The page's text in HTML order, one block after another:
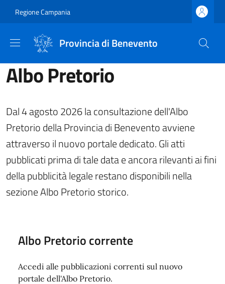
Regione Campania
Provincia di Benevento
Albo Pretorio
Dal 4 agosto 2026 la consultazione dell'Albo
Pretorio della Provincia di Benevento avviene
attraverso il nuovo portale dedicato. Gli atti
pubblicati prima di tale data e ancora rilevanti ai fini
della pubblicità legale restano disponibili nella
sezione Albo Pretorio storico.
Albo Pretorio corrente
Accedi alle pubblicazioni correnti sul nuovo
portale dell'Albo Pretorio.